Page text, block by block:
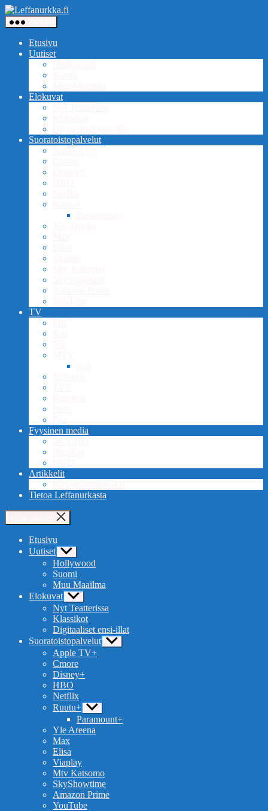
Siirry
sisältöön
Etusivu
Uutiset
Elokuvat
Suoratoistopalvelut
TV
Fyysinen media
Artikkelit
Tietoa Leffanurkasta
Etusivu
Uutiset Näytä
alavalikko
Hollywood
Suomi
Muu Maailma
Elokuvat Näytä
alavalikko
Nyt Teatterissa
Klassikot
Digitaaliset ensi-illat
Suoratoistopalvelut Näytä
alavalikko
Apple TV+
Cmore
Disney+
HBO
Netflix
Ruutu+ Näytä
alavalikko
Paramount+
Yle Areena
Max
Elisa
Viaplay
Mtv Katsomo
SkyShowtime
Amazon Prime
YouTube